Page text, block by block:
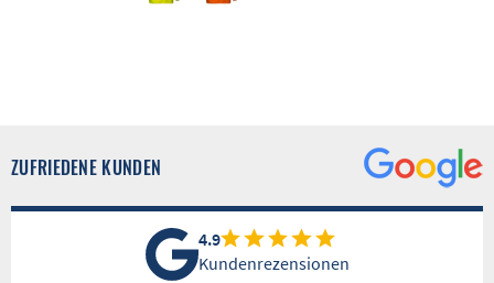
ZUFRIEDENE KUNDEN
4.9
Kundenrezensionen